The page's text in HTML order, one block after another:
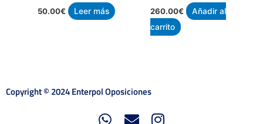
50.00€ Leer más 260.00€
Añadir al
carrito
Copyright © 2024 Enterpol Oposiciones
W
E
I